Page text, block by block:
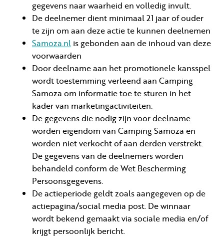
gegevens naar waarheid en volledig invult.
De deelnemer dient minimaal 21 jaar of ouder
te zijn om aan deze actie te kunnen deelnemen
Samoza.nl is gebonden aan de inhoud van deze
voorwaarden
Door deelname aan het promotionele kansspel
wordt toestemming verleend aan Camping
Samoza om informatie toe te sturen in het
kader van marketingactiviteiten.
De gegevens die nodig zijn voor deelname
worden eigendom van Camping Samoza en
worden niet verkocht of aan derden verstrekt.
De gegevens van de deelnemers worden
behandeld conform de Wet Bescherming
Persoonsgegevens.
De actieperiode geldt zoals aangegeven op de
actiepagina/social media post. De winnaar
wordt bekend gemaakt via sociale media en/of
krijgt persoonlijk bericht.